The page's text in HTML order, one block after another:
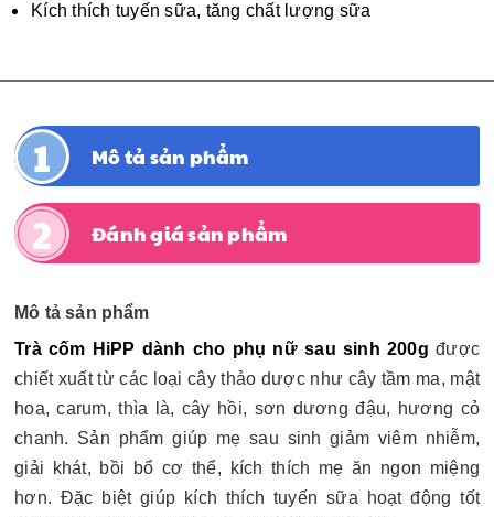
Kích thích tuyến sữa, tăng chất lượng sữa
Mô tả sản phẩm
Đánh giá sản phẩm
Mô tả sản phẩm
Trà cốm HiPP dành cho phụ nữ sau sinh 200g được
chiết xuất từ các loại cây thảo dược như cây tầm ma, mật
hoa, carum, thìa là, cây hồi, sơn dương đậu, hương cỏ
chanh. Sản phẩm giúp mẹ sau sinh giảm viêm nhiễm,
giải khát, bồi bổ cơ thể, kích thích mẹ ăn ngon miệng
hơn. Đặc biệt giúp kích thích tuyến sữa hoạt động tốt